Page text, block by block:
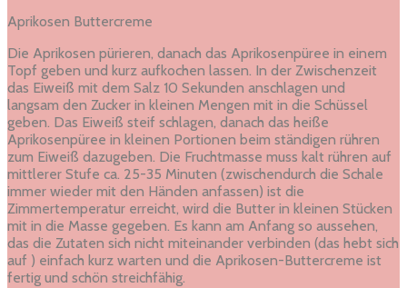
Aprikosen Buttercreme
Die Aprikosen pürieren, danach das Aprikosenpüree in einem
Topf geben und kurz aufkochen lassen. In der Zwischenzeit
das Eiweiß mit dem Salz 10 Sekunden anschlagen und
langsam den Zucker in kleinen Mengen mit in die Schüssel
geben. Das Eiweiß steif schlagen, danach das heiße
Aprikosenpüree in kleinen Portionen beim ständigen rühren
zum Eiweiß dazugeben. Die Fruchtmasse muss kalt rühren auf
mittlerer Stufe ca. 25-35 Minuten (zwischendurch die Schale
immer wieder mit den Händen anfassen) ist die
Zimmertemperatur erreicht, wird die Butter in kleinen Stücken
mit in die Masse gegeben. Es kann am Anfang so aussehen,
das die Zutaten sich nicht miteinander verbinden (das hebt sich
auf ) einfach kurz warten und die Aprikosen-Buttercreme ist
fertig und schön streichfähig.